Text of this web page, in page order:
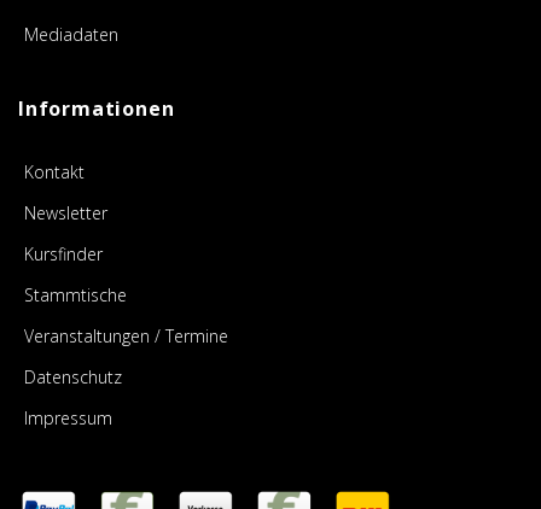
Mediadaten
Informationen
Kontakt
Newsletter
Kursfinder
Stammtische
Veranstaltungen / Termine
Datenschutz
Impressum